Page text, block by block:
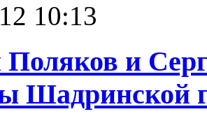
10:13
Поляков и
Шадринской